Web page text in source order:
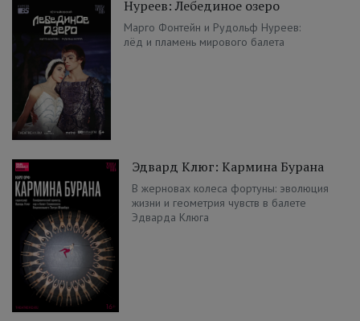
Нуреев: Лебединое озеро
Марго Фонтейн и Рудольф Нуреев:
лёд и пламень мирового балета
Эдвард Клюг: Кармина Бурана
В жерновах колеса фортуны: эволюция
жизни и геометрия чувств в балете
Эдварда Клюга